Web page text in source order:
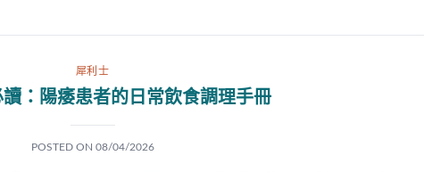
犀利士
：陽痿患者的日常飲食調理手冊
POSTED ON 08/04/2026